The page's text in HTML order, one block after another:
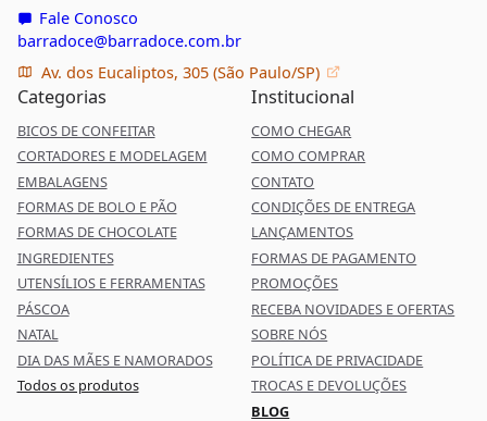
Fale Conosco
barradoce@barradoce.com.br
Av. dos Eucaliptos, 305 (São Paulo/SP)
Categorias
BICOS DE CONFEITAR
CORTADORES E MODELAGEM
EMBALAGENS
FORMAS DE BOLO E PÃO
FORMAS DE CHOCOLATE
INGREDIENTES
UTENSÍLIOS E FERRAMENTAS
PÁSCOA
NATAL
DIA DAS MÃES E NAMORADOS
Todos os produtos
Institucional
COMO CHEGAR
COMO COMPRAR
CONTATO
CONDIÇÕES DE ENTREGA
LANÇAMENTOS
FORMAS DE PAGAMENTO
PROMOÇÕES
RECEBA NOVIDADES E OFERTAS
SOBRE NÓS
POLÍTICA DE PRIVACIDADE
TROCAS E DEVOLUÇÕES
BLOG